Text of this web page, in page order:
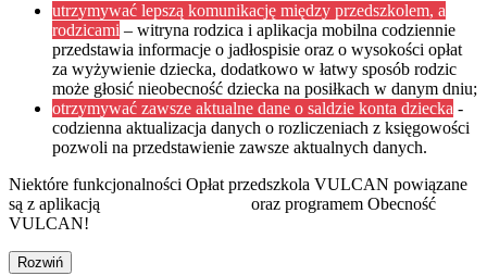
utrzymywać lepszą komunikację między przedszkolem, a
rodzicami – witryna rodzica i aplikacja mobilna codziennie
przedstawia informacje o jadłospisie oraz o wysokości opłat
za wyżywienie dziecka, dodatkowo w łatwy sposób rodzic
może głosić nieobecność dziecka na posiłkach w danym dniu;
otrzymywać zawsze aktualne dane o saldzie konta dziecka -
codzienna aktualizacja danych o rozliczeniach z księgowości
pozwoli na przedstawienie zawsze aktualnych danych.
Niektóre funkcjonalności Opłat przedszkola VULCAN powiązane
są z aplikacją
oraz programem Obecność
VULCAN!
Rozwiń